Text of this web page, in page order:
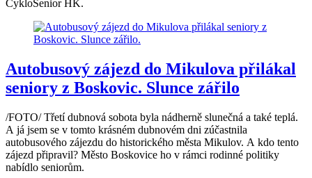
CykloSenior HK.
Autobusový zájezd do Mikulova přilákal
seniory z Boskovic. Slunce zářilo
/FOTO/ Třetí dubnová sobota byla nádherně slunečná a také teplá.
A já jsem se v tomto krásném dubnovém dni zúčastnila
autobusového zájezdu do historického města Mikulov. A kdo tento
zájezd připravil? Město Boskovice ho v rámci rodinné politiky
nabídlo seniorům.